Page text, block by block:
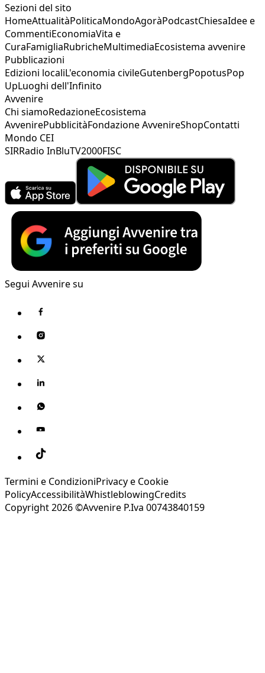
Sezioni del sito
HomeAttualitàPoliticaMondoAgoràPodcastChiesaIdee e
CommentiEconomiaVita e
CuraFamigliaRubricheMultimediaEcosistema avvenire
Pubblicazioni
Edizioni localiL'economia civileGutenbergPopotusPop
UpLuoghi dell'Infinito
Avvenire
Chi siamoRedazioneEcosistema
AvvenirePubblicitàFondazione AvvenireShopContatti
Mondo CEI
SIRRadio InBluTV2000FISC
Segui Avvenire su
Termini e CondizioniPrivacy e Cookie
PolicyAccessibilitàWhistleblowingCredits
Copyright 2026 ©Avvenire P.Iva 00743840159